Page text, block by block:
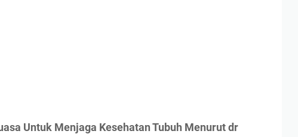
Untuk Menjaga Kesehatan Tubuh Menurut dr